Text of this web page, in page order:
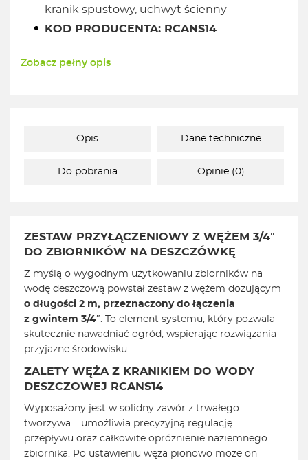
kranik spustowy, uchwyt ścienny
KOD PRODUCENTA: RCANS14
Zobacz pełny opis
Opis Dane techniczne
Do pobrania Opinie (0)
ZESTAW PRZYŁĄCZENIOWY Z WĘŻEM 3/4″
DO ZBIORNIKÓW NA DESZCZÓWKĘ
Z myślą o wygodnym użytkowaniu zbiorników na
wodę deszczową powstał zestaw z wężem dozującym
o długości 2 m, przeznaczony do łączenia
z gwintem 3/4″. To element systemu, który pozwala
skutecznie nawadniać ogród, wspierając rozwiązania
przyjazne środowisku.
ZALETY WĘŻA Z KRANIKIEM DO WODY
DESZCZOWEJ RCANS14
Wyposażony jest w solidny zawór z trwałego
tworzywa – umożliwia precyzyjną regulację
przepływu oraz całkowite opróżnienie naziemnego
zbiornika. Po ustawieniu węża pionowo może on